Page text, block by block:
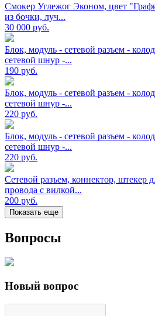
Смокер Углежог Эконом, цвет
из бочки, луч...
30 000 руб.
Блок, модуль - сетевой разъем -
сетевой шнур -...
190 руб.
Блок, модуль - сетевой разъем -
сетевой шнур -...
220 руб.
Блок, модуль - сетевой разъем -
сетевой шнур -...
220 руб.
Сетевой разъем, коннектор, штекер
провода с вилкой...
200 руб.
Показать еще
Вопросы
Новый вопрос